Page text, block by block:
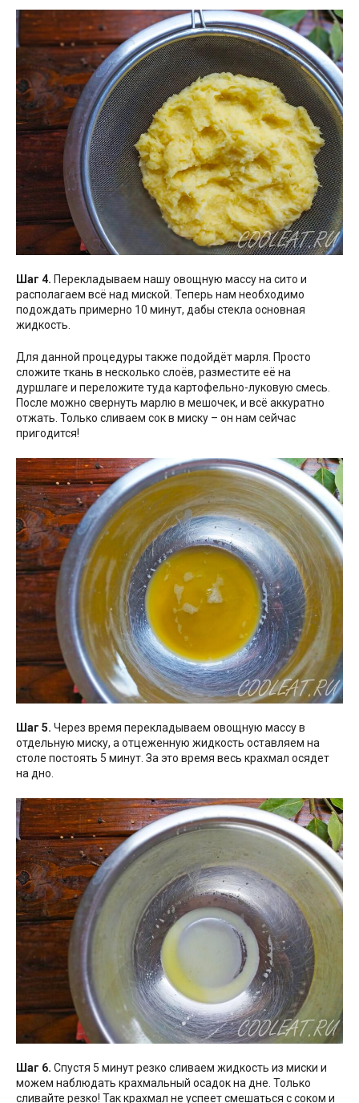
Шаг 4. Перекладываем нашу овощную массу на сито и
располагаем всё над миской. Теперь нам необходимо
подождать примерно 10 минут, дабы стекла основная
жидкость.
Для данной процедуры также подойдёт марля. Просто
сложите ткань в несколько слоёв, разместите её на
дуршлаге и переложите туда картофельно-луковую смесь.
После можно свернуть марлю в мешочек, и всё аккуратно
отжать. Только сливаем сок в миску – он нам сейчас
пригодится!
Шаг 5. Через время перекладываем овощную массу в
отдельную миску, а отцеженную жидкость оставляем на
столе постоять 5 минут. За это время весь крахмал осядет
на дно.
Шаг 6. Спустя 5 минут резко сливаем жидкость из миски и
можем наблюдать крахмальный осадок на дне. Только
сливайте резко! Так крахмал не успеет смешаться с соком и